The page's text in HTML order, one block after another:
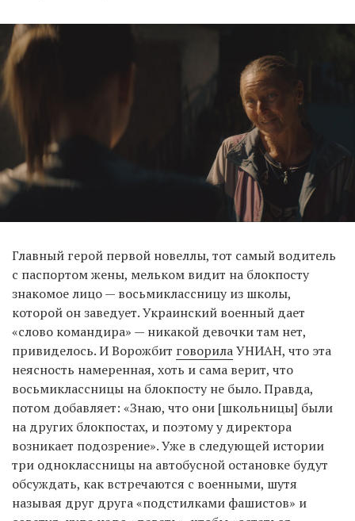
Главный герой первой новеллы, тот самый водитель
с паспортом жены, мельком видит на блокпосту
знакомое лицо — восьмиклассницу из школы,
которой он заведует. Украинский военный дает
«слово командира» — никакой девочки там нет,
привиделось. И Ворожбит говорилаУНИАН, что эта
неясность намеренная, хоть и сама верит, что
восьмиклассницы на блокпосту не было. Правда,
потом добавляет: «Знаю, что они [школьницы] были
на других блокпостах, и поэтому у директора
возникает подозрение». Уже в следующей истории
три одноклассницы на автобусной остановке будут
обсуждать, как встречаются с военными, шутя
называя друг друга «подстилками фашистов» и